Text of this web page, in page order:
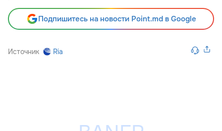
Подпишитесь на новости Point.md в Google
Источник Ria